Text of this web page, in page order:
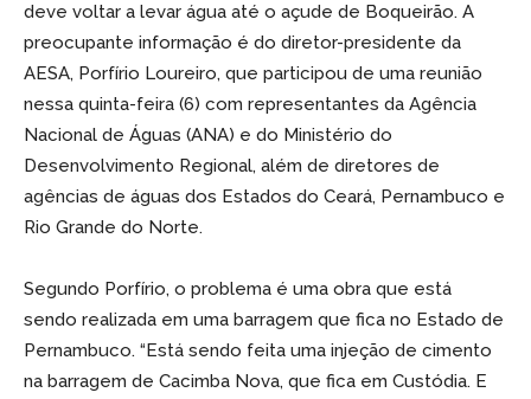
deve voltar a levar água até o açude de Boqueirão. A
preocupante informação é do diretor-presidente da
AESA, Porfírio Loureiro, que participou de uma reunião
nessa quinta-feira (6) com representantes da Agência
Nacional de Águas (ANA) e do Ministério do
Desenvolvimento Regional, além de diretores de
agências de águas dos Estados do Ceará, Pernambuco e
Rio Grande do Norte.
Segundo Porfírio, o problema é uma obra que está
sendo realizada em uma barragem que fica no Estado de
Pernambuco. “Está sendo feita uma injeção de cimento
na barragem de Cacimba Nova, que fica em Custódia. E